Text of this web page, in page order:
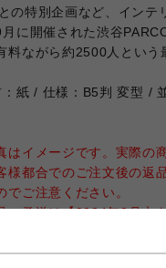
の特別企画など、インテ
月に開催された渋谷
料ながら約2500人という
：紙 / 仕様：B5判 変型 /
はイメージです。実際の
様都合でのご注文後の返
でご注意ください。
の発送は【2024年2月末
け日の日時指定は承って
る場合がございます。あ